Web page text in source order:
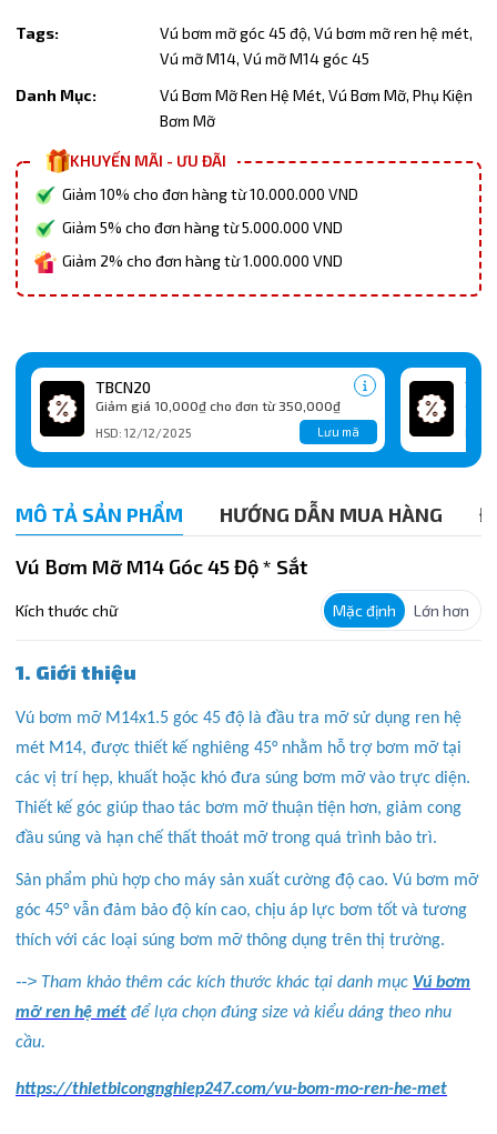
Tags: Vú bơm mỡ góc 45 độ, Vú bơm mỡ ren hệ mét,
Vú mỡ M14, Vú mỡ M14 góc 45
Danh Mục:
Vú Bơm Mỡ Ren Hệ Mét, Vú Bơm Mỡ, Phụ Kiện
Bơm Mỡ
KHUYẾN MÃI - ƯU ĐÃI
Giảm 10% cho đơn hàng từ 10.000.000 VND
Giảm 5% cho đơn hàng từ 5.000.000 VND
Giảm 2% cho đơn hàng từ 1.000.000 VND
TBCN20
Giảm giá 10,000₫ cho đơn từ 350,000₫
HSD: 12/12/2025 Lưu mã
MÔ TẢ SẢN PHẨM HƯỚNG DẪN MUA HÀNG
Vú Bơm Mỡ M14 Góc 45 Độ * Sắt
Kích thước chữ Mặc định Lớn hơn
1. Giới thiệu
Vú bơm mỡ M14x1.5 góc 45 độ là đầu tra mỡ sử dụng ren hệ
mét M14, được thiết kế nghiêng 45° nhằm hỗ trợ bơm mỡ tại
các vị trí hẹp, khuất hoặc khó đưa súng bơm mỡ vào trực diện.
Thiết kế góc giúp thao tác bơm mỡ thuận tiện hơn, giảm cong
đầu súng và hạn chế thất thoát mỡ trong quá trình bảo trì.
Sản phẩm phù hợp cho máy sản xuất cường độ cao. Vú bơm mỡ
góc 45° vẫn đảm bảo độ kín cao, chịu áp lực bơm tốt và tương
thích với các loại súng bơm mỡ thông dụng trên thị trường.
--> Tham khảo thêm các kích thước khác tại danh mục Vú bơm
mỡ ren hệ mét để lựa chọn đúng size và kiểu dáng theo nhu
cầu.
https://thietbicongnghiep247.com/vu-bom-mo-ren-he-met